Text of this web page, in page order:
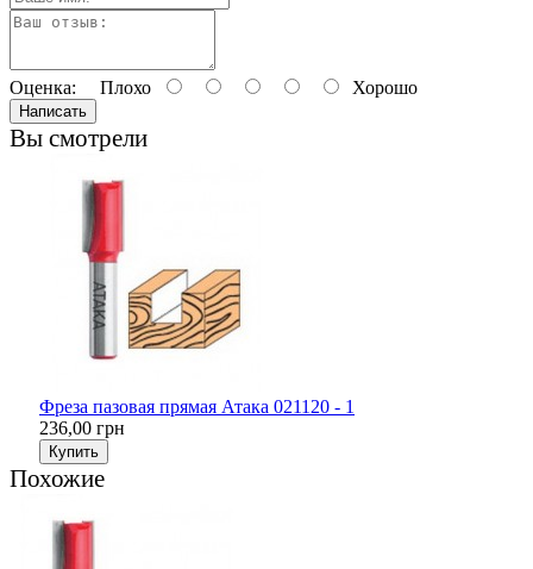
Оценка: Плохо Хорошо
Написать
Вы смотрели
Фреза пазовая прямая Атака 021120 - 1
236,00 грн
Купить
Похожие